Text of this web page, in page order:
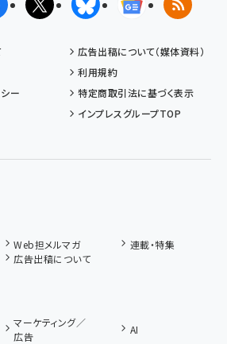
FacebookX(エックス)BlueskyGoogleニュ
RSS
広告出稿について（媒体資料）
利用規約
ー
特定商取引法に基づく表示
インプレスグループTOP
Web担メルマガ
連載・特集
広告出稿について
マーケティング／
広告
AI